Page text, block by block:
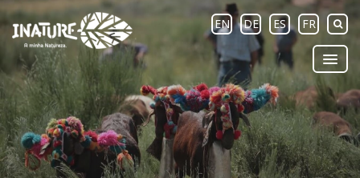
EN DE ES FR